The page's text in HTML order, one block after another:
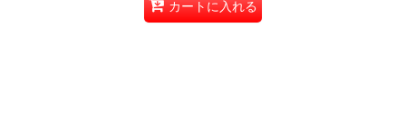
カートに入れる